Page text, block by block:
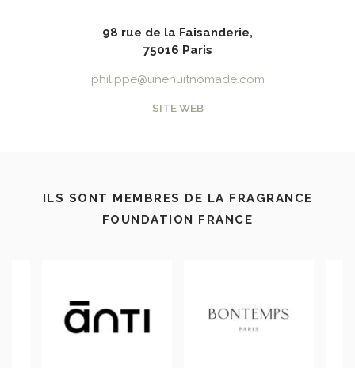
98 rue de la Faisanderie,
75016 Paris
philippe@unenuitnomade.com
SITE WEB
ILS SONT MEMBRES DE LA FRAGRANCE
FOUNDATION FRANCE